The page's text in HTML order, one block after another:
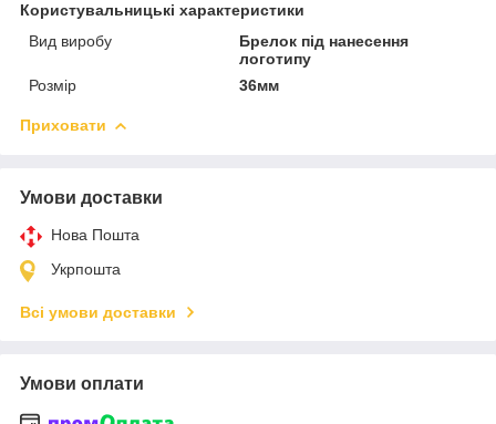
Користувальницькі характеристики
Вид виробу
Брелок під нанесення
логотипу
Розмір
36мм
Приховати
Умови доставки
Нова Пошта
Укрпошта
Всі умови доставки
Умови оплати